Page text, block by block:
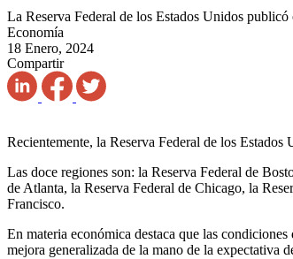
La Reserva Federal de los Estados Unidos
Economía
18 Enero, 2024
Compartir
Recientemente, la Reserva Federal de los
Las doce regiones son: la Reserva Federal de
de Atlanta, la Reserva Federal de Chicago, la
Francisco.
En materia económica destaca que las
mejora generalizada de la mano de la expectativa